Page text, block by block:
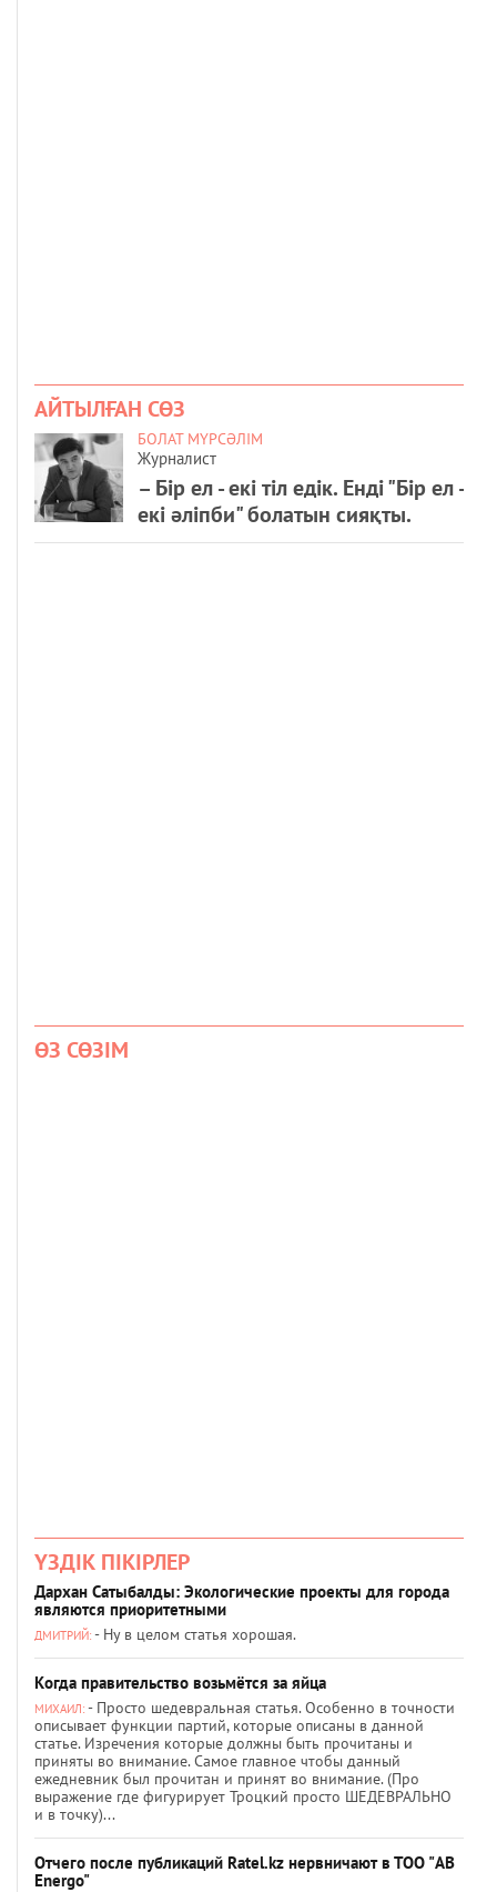
АЙТЫЛҒАН СӨЗ
БОЛАТ МҮРСӘЛІМ
Журналист
– Бір ел - екі тіл едік. Енді "Бір ел -
екі әліпби" болатын сияқты.
ӨЗ СӨЗІМ
ҮЗДІК ПІКІРЛЕР
Дархан Сатыбалды: Экологические проекты для города
являются приоритетными
ДМИТРИЙ: - Ну в целом статья хорошая.
Когда правительство возьмётся за яйца
МИХАИЛ: - Просто шедевральная статья. Особенно в точности
описывает функции партий, которые описаны в данной
статье. Изречения которые должны быть прочитаны и
приняты во внимание. Самое главное чтобы данный
ежедневник был прочитан и принят во внимание. (Про
выражение где фигурирует Троцкий просто ШЕДЕВРАЛЬНО
и в точку)...
Отчего после публикаций Ratel.kz нервничают в ТОО "AB
Energo"